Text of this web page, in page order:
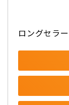
ロングセラ